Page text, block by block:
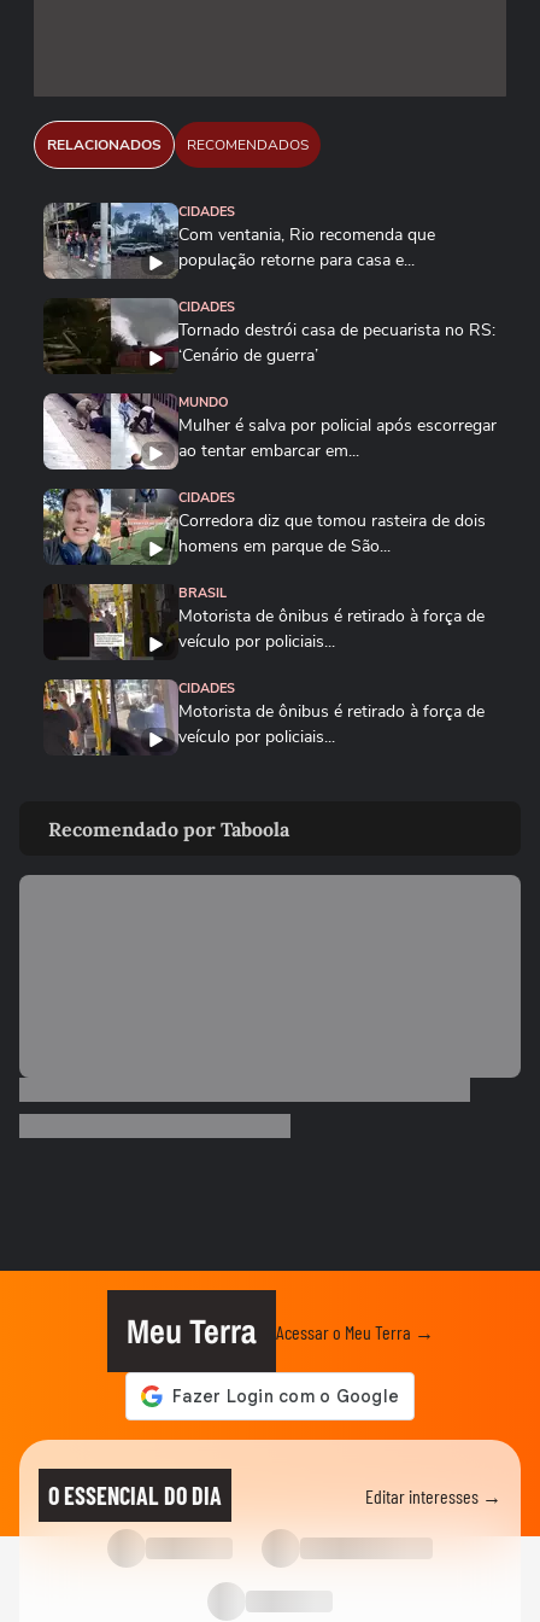
RELACIONADOS RECOMENDADOS
CIDADES
Com ventania, Rio recomenda que
população retorne para casa e...
CIDADES
Tornado destrói casa de pecuarista no RS:
‘Cenário de guerra’
MUNDO
Mulher é salva por policial após escorregar
ao tentar embarcar em...
CIDADES
Corredora diz que tomou rasteira de dois
homens em parque de São...
BRASIL
Motorista de ônibus é retirado à força de
veículo por policiais...
CIDADES
Motorista de ônibus é retirado à força de
veículo por policiais...
vendavais em meio à...
CIDADES
cratera de quase 20 metros...
Vídeo mostra o momento da prisão de pai
e madrasta suspeitos de...
Lula diz que liberdade de expressão 'tem
limite' ao sancionar lei...
Flávio Bolsonaro afirma que anúncio de
Gaspar como vice foi...
Recomendado por Taboola
Meu Terra Acessar o Meu Terra →
O ESSENCIAL DO DIA Editar interesses →